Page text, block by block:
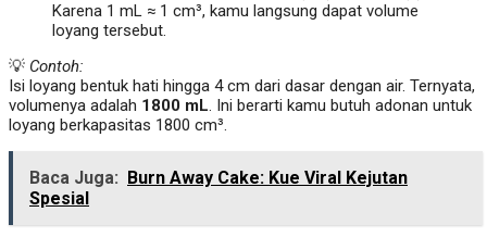
Karena 1 mL ≈ 1 cm³, kamu langsung dapat volume
loyang tersebut.
💡 Contoh:
Isi loyang bentuk hati hingga 4 cm dari dasar dengan air. Ternyata,
volumenya adalah 1800 mL. Ini berarti kamu butuh adonan untuk
loyang berkapasitas 1800 cm³.
Baca Juga:
Burn Away Cake: Kue Viral Kejutan
Spesial